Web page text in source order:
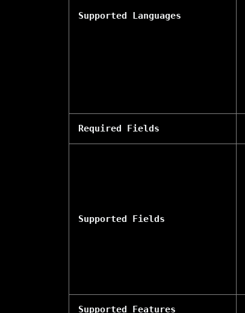
Supported Languages
Required Fields
Supported Fields
Supported Features